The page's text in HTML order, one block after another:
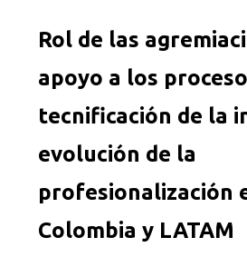
Rol de las
apoyo a los
tecnificación de la
evolución de la
profesionalización
Colombia y LATAM